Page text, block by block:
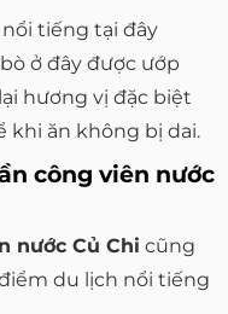
tiếng tại đây
ở đây được ướp
hương vị đặc biệt
khi ăn không bị dai.
công viên nước
nước Củ Chi cũng
du lịch nổi tiếng